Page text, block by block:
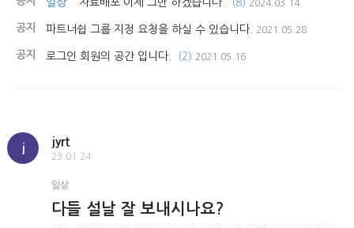
일상 자료배포 이제 그만 하겠습니다. (8) 2024.03.14
공지 파트너쉽 그룹 지정 요청을 하실 수 있습니다. 2021.05.28
공지 로그인 회원의 공간 입니다. (2) 2021.05.16
j
jyrt
23.01.24
일상
다들 설날 잘 보내시나요?